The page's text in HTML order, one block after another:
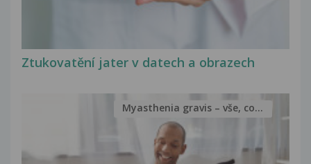
Ztukovatění jater v datech a obrazech
Myasthenia gravis – vše, co...